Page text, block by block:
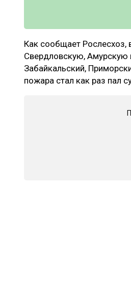
Как сообщает Рослесхоз,
Свердловскую, Амурскую
Забайкальский,
пожара стал как раз пал